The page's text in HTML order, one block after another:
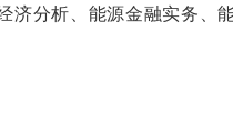
济分析、能源金融实务、